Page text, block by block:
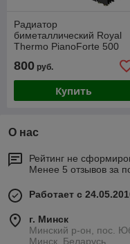
Радиатор
биметаллический Royal
Thermo PianoForte 500
Чёрный VR80 - 10 секц.
800 руб.
Купить
О нас
Рейтинг не
Менее 5 отзывов за
Работает с
г. Минск
Минский р-он, пос.
Минск, Беларусь